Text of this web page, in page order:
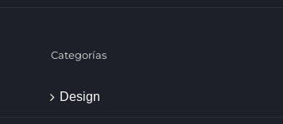
Categorías
Design